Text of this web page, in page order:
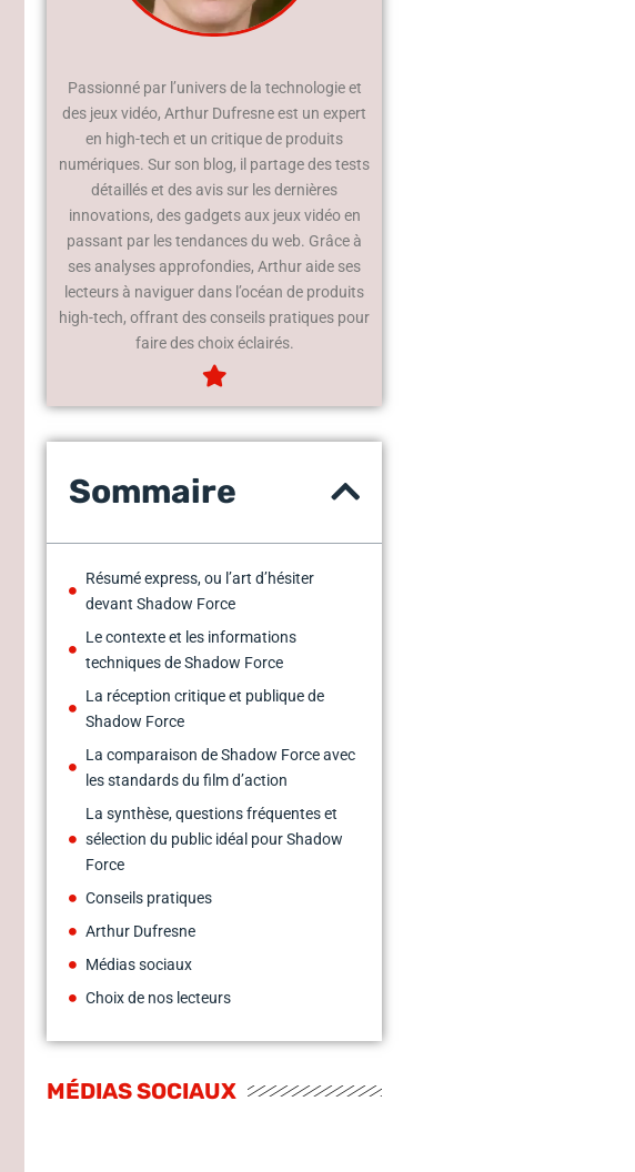
Passionné par l’univers de la technologie et
des jeux vidéo, Arthur Dufresne est un expert
en high-tech et un critique de produits
numériques. Sur son blog, il partage des tests
détaillés et des avis sur les dernières
innovations, des gadgets aux jeux vidéo en
passant par les tendances du web. Grâce à
ses analyses approfondies, Arthur aide ses
lecteurs à naviguer dans l’océan de produits
high-tech, offrant des conseils pratiques pour
faire des choix éclairés.
Sommaire
Résumé express, ou l’art d’hésiter
devant Shadow Force
Le contexte et les informations
techniques de Shadow Force
La réception critique et publique de
Shadow Force
La comparaison de Shadow Force avec
les standards du film d’action
La synthèse, questions fréquentes et
sélection du public idéal pour Shadow
Force
Conseils pratiques
Arthur Dufresne
Médias sociaux
Choix de nos lecteurs
MÉDIAS SOCIAUX